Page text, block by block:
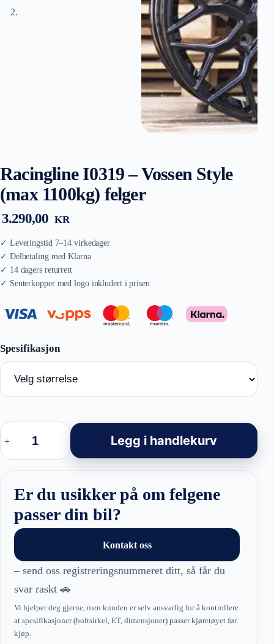
Racingline I0319 – Vossen Style
(max 1100kg) felger
3.290,00 KR
Racingline
Vossen
1100kg)
felger
Legg i handlekurv
Er du usikker på om felgene
passer din bil?
Kontakt oss
– send oss registreringsnummeret ditt, så får du
svar raskt 🚗
Vi hjelper deg gjerne, men kunden er selv ansvarlig for å kontrollere
at spesifikasjoner (boltsirkel, ET, dimensjoner) passer kjøretøyet før
kjøp.